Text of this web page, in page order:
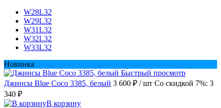
W28L32
W29L32
W31L32
W32L32
W33L32
Новинка
Быстрый просмотр
Джинсы Blue Coco 3385, белый 3 600 ₽ / шт Со скидкой 7%: 3
340 ₽
В корзину